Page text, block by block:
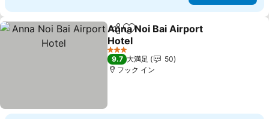
シェアお気に入りに追加
Anna Noi Bai Airport
Hotel
料金を表示
3 ホテルのランク
9.7 大満足
50
フック イン